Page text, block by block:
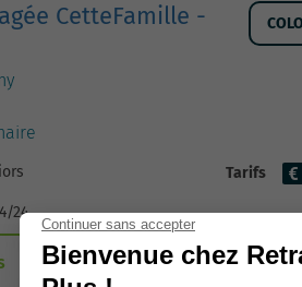
CetteFamille -
24
Tarifs